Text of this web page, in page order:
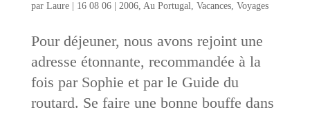
par Laure| 16 08 06| 2006, Au Portugal, Vacances, Voyages
Pour déjeuner, nous avons rejoint une
adresse étonnante, recommandée à la
fois par Sophie et par le Guide du
routard. Se faire une bonne bouffe dans